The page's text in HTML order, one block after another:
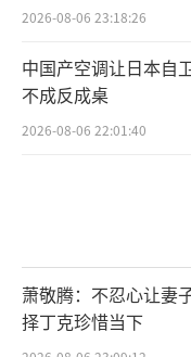
2026-08-06 23:18:26
中国产空调让日本
不成反成桌
2026-08-06 22:01:40
萧敬腾：不忍心让妻
择丁克珍惜当下